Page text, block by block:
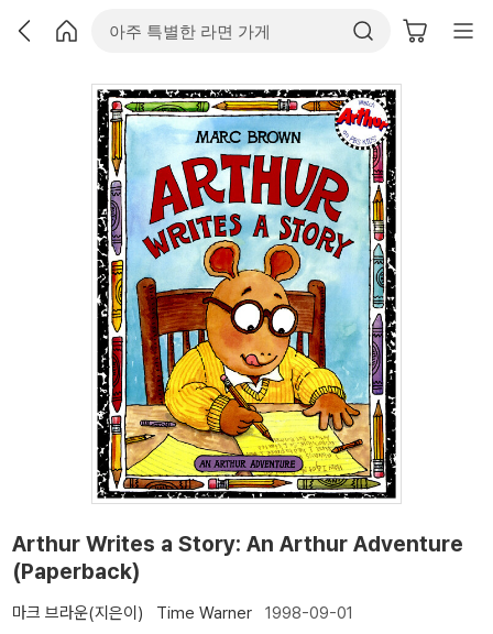
Arthur Writes a Story: An Arthur Adventure
(Paperback)
마크 브라운(지은이) Time Warner 1998-09-01